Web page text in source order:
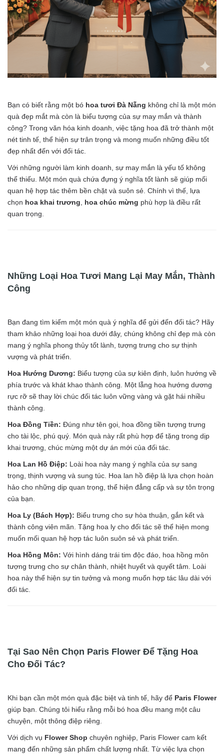
Bạn có biết rằng một bó hoa tươi Đà Nẵng không chỉ là một món
quà đẹp mắt mà còn là biểu tượng của sự may mắn và thành
công? Trong văn hóa kinh doanh, việc tặng hoa đã trở thành một
nét tinh tế, thể hiện sự trân trọng và mong muốn những điều tốt
đẹp nhất đến với đối tác.
Với những người làm kinh doanh, sự may mắn là yếu tố không
thể thiếu. Một món quà chứa đựng ý nghĩa tốt lành sẽ giúp mối
quan hệ hợp tác thêm bền chặt và suôn sẻ. Chính vì thế, lựa
chọn hoa khai trương, hoa chúc mừng phù hợp là điều rất
quan trọng.
Những Loại Hoa Tươi Mang Lại May Mắn, Thành
Công
Bạn đang tìm kiếm một món quà ý nghĩa để gửi đến đối tác? Hãy
tham khảo những loại hoa dưới đây, chúng không chỉ đẹp mà còn
mang ý nghĩa phong thủy tốt lành, tượng trưng cho sự thịnh
vượng và phát triển.
Hoa Hướng Dương: Biểu tượng của sự kiên định, luôn hướng về
phía trước và khát khao thành công. Một lẵng hoa hướng dương
rực rỡ sẽ thay lời chúc đối tác luôn vững vàng và gặt hái nhiều
thành công.
Hoa Đồng Tiền: Đúng như tên gọi, hoa đồng tiền tượng trưng
cho tài lộc, phú quý. Món quà này rất phù hợp để tặng trong dịp
khai trương, chúc mừng một dự án mới của đối tác.
Hoa Lan Hồ Điệp: Loài hoa này mang ý nghĩa của sự sang
trọng, thịnh vượng và sung túc. Hoa lan hồ điệp là lựa chọn hoàn
hảo cho những dịp quan trọng, thể hiện đẳng cấp và sự tôn trọng
của bạn.
Hoa Ly (Bách Hợp): Biểu trưng cho sự hòa thuận, gắn kết và
thành công viên mãn. Tặng hoa ly cho đối tác sẽ thể hiện mong
muốn mối quan hệ hợp tác luôn suôn sẻ và phát triển.
Hoa Hồng Môn: Với hình dáng trái tim độc đáo, hoa hồng môn
tượng trưng cho sự chân thành, nhiệt huyết và quyết tâm. Loài
hoa này thể hiện sự tin tưởng và mong muốn hợp tác lâu dài với
đối tác.
Tại Sao Nên Chọn Paris Flower Để Tặng Hoa
Cho Đối Tác?
Khi bạn cần một món quà đặc biệt và tinh tế, hãy để Paris Flower
giúp bạn. Chúng tôi hiểu rằng mỗi bó hoa đều mang một câu
chuyện, một thông điệp riêng.
Với dịch vụ Flower Shop chuyên nghiệp, Paris Flower cam kết
mang đến những sản phẩm chất lượng nhất. Từ việc lựa chọn